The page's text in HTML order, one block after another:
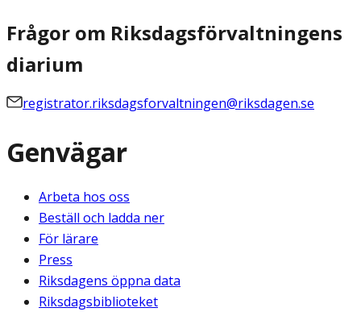
Frågor om Riksdagsförvaltningens
diarium
registrator.riksdagsforvaltningen@riksdagen.se
Genvägar
Arbeta hos oss
Beställ och ladda ner
För lärare
Press
Riksdagens öppna data
Riksdagsbiblioteket